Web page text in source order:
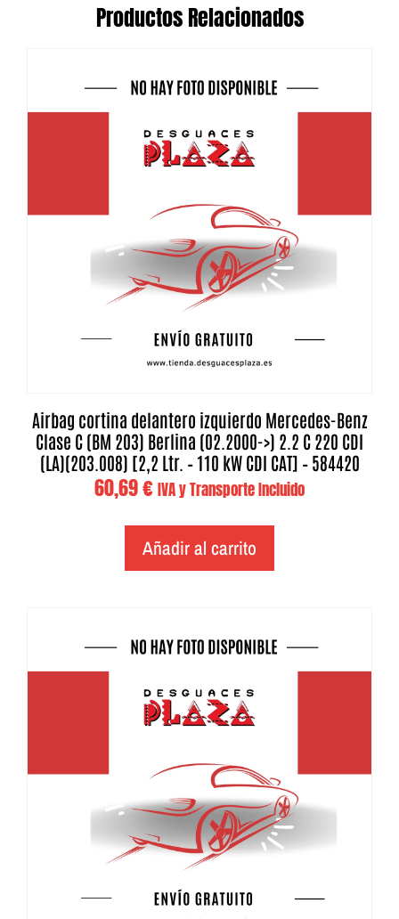
Productos Relacionados
Airbag cortina delantero izquierdo Mercedes-Benz
Clase C (BM 203) Berlina (02.2000->) 2.2 C 220 CDI
(LA)(203.008) [2,2 Ltr. – 110 kW CDI CAT] – 584420
60,69€ IVA y Transporte Incluido
Añadir al carrito